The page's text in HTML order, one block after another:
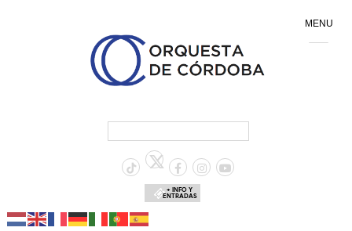
+ INFO Y
ENTRADAS
MENU